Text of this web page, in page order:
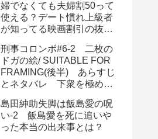
婦でなくても夫婦割50って
使える？デート慣れ上級者
が知ってる映画割引の抜け
刑事コロンボ#6-2 二枚の
ドガの絵/ SUITABLE FOR
FRAMING(後半) あらすじ
とネタバレ 下衆を極めた
島田紳助失脚は飯島愛の呪
い-2 飯島愛を死に追いや
った本当の出来事とは？